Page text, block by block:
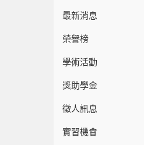
最新消息
榮譽榜
學術活動
獎助學金
徵人訊息
實習機會